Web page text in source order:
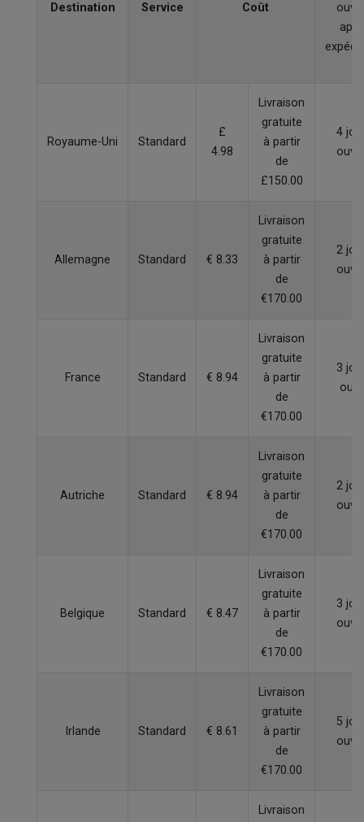
Destination Service Coût
Royaume-Uni Standard
£
4.98
Livraison
gratuite
à partir
de
£150.00
4
Allemagne Standard € 8.33
Livraison
gratuite
à partir
de
€170.00
2
France Standard € 8.94
Livraison
gratuite
à partir
de
€170.00
3
Autriche Standard € 8.94
Livraison
gratuite
à partir
de
€170.00
2
Belgique Standard € 8.47
Livraison
gratuite
à partir
de
€170.00
3
Irlande Standard € 8.61
Livraison
gratuite
à partir
de
€170.00
5
Livraison